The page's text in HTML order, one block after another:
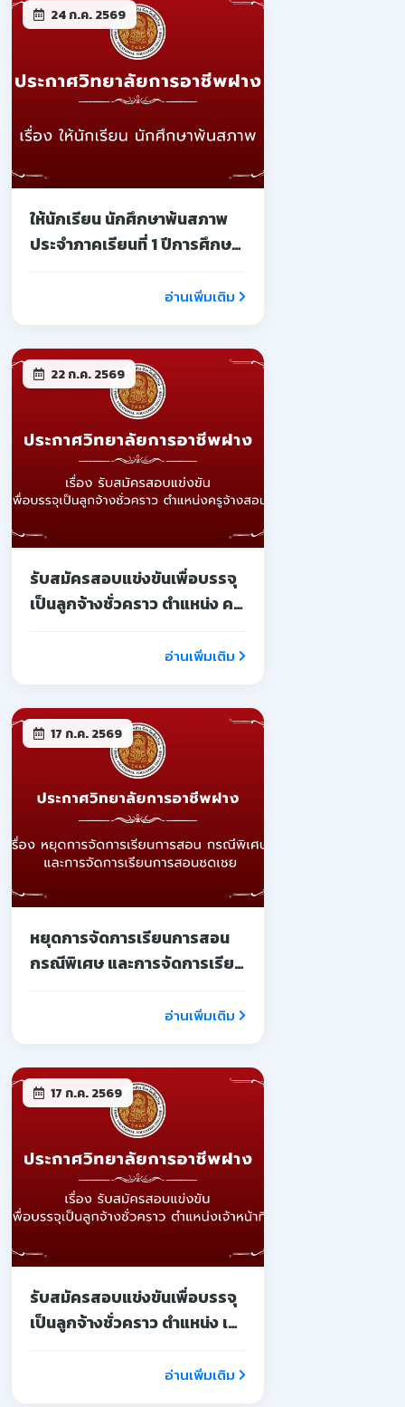
24 ก.ค. 2569
ให้นักเรียน นักศึกษาพ้นสภาพ
ประจำภาคเรียนที่ 1 ปีการศึกษา
อ่านเพิ่มเติม
22 ก.ค. 2569
รับสมัครสอบแข่งขันเพื่อบรรจุ
เป็นลูกจ้างชั่วคราว ตำแหน่ง ครู
อ่านเพิ่มเติม
17 ก.ค. 2569
หยุดการจัดการเรียนการสอน
กรณีพิเศษ และการจัดการเรียน
อ่านเพิ่มเติม
17 ก.ค. 2569
รับสมัครสอบแข่งขันเพื่อบรรจุ
เป็นลูกจ้างชั่วคราว ตำแหน่ง เจ้า
อ่านเพิ่มเติม